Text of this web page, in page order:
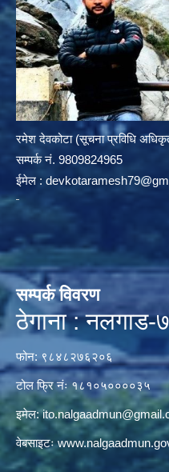
रमेश देवकोटा (सूचना प्रविधि
सम्पर्क न‌ं. 9809824965
ईमेल :
सम्पर्क विवरण
ठेगाना : नलगाड-
फोन: ९८४८२७६२०६
टोल फ्रि नंः १८१०५००००३५
इमेल:
वेबसाइटः